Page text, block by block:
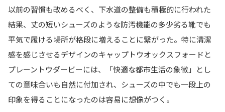
以前の習慣も改めるべく、下水道の整備も積極的に行われた
結果、丈の短いシューズのような防汚機能の多少劣る靴でも
平気で履ける場所が格段に増えることに繋がった。特に清潔
感を感じさせるデザインのキャップトウオックスフォードと
プレーントウダービーには、「快適な都市生活の象徴」とし
ての意味合いも自然に付加され、シューズの中でも一段上の
印象を得ることになったのは容易に想像がつく。